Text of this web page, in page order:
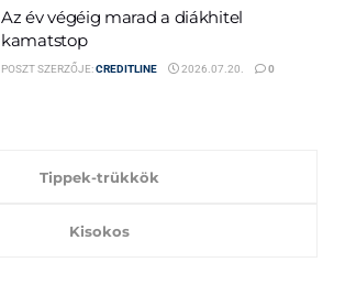
Az év végéig marad a diákhitel
kamatstop
POSZT SZERZŐJE:CREDITLINE 2026.07.20. 0
Tippek-trükkök
Kisokos